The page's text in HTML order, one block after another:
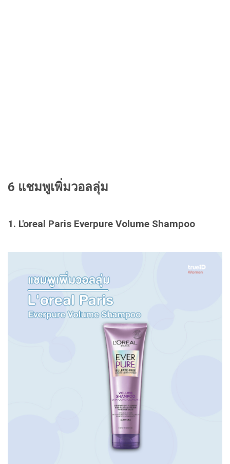
6 แชมพูเพิ่มวอลลุ่ม
1. L'oreal Paris Everpure Volume Shampoo